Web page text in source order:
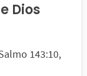
Dios
143:10,